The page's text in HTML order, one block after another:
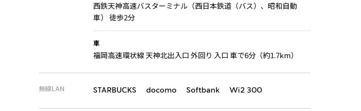
西鉄天神高速バスターミナル（西日本鉄道（バス）、昭和自動
車） 徒歩2分
車
福岡高速環状線 天神北出入口 外回り 入口 車で6分（約1.7km）
無線LAN STARBUCKS docomo Softbank Wi2 300